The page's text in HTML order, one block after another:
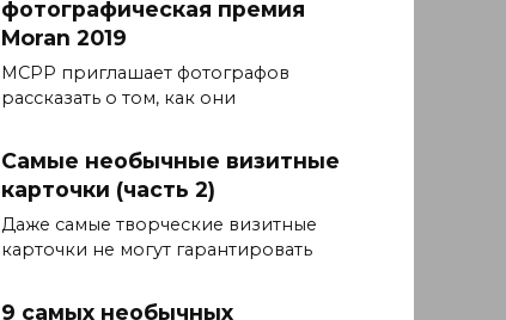
фотографическая премия
Moran 2019
MCPP приглашает фотографов
рассказать о том, как они
Самые необычные визитные
карточки (часть 2)
Даже самые творческие визитные
карточки не могут гарантировать
9 самых необычных